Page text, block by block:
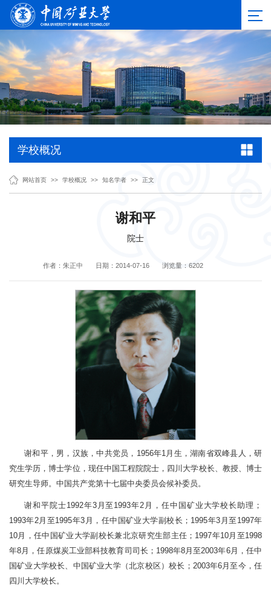
学校概况
网站首页 >> 学校概况 >> 知名学者 >> 正文
谢和平
院士
作者：朱正中 日期：2014-07-16 浏览量： 6202
谢和平，男，汉族，中共党员，1956年1月生，湖南省双峰县人，研
究生学历，博士学位，现任中国工程院院士，四川大学校长、教授、博士
研究生导师。中国共产党第十七届中央委员会候补委员。
谢和平院士1992年3月至1993年2月，任中国矿业大学校长助理；
1993年2月至1995年3月，任中国矿业大学副校长；1995年3月至1997年
10月，任中国矿业大学副校长兼北京研究生部主任；1997年10月至1998
年8月，任原煤炭工业部科技教育司司长；1998年8月至2003年6月，任中
国矿业大学校长、中国矿业大学（北京校区）校长；2003年6月至今，任
四川大学校长。